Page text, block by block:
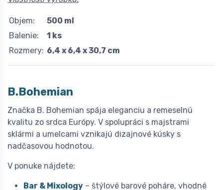
Objem:
500 ml
Balenie:
1 ks
Rozmery: 6,4 x 6,4 x 30,7 cm
B.Bohemian
Značka B. Bohemian spája eleganciu a remeselnú
kvalitu zo srdca Európy. V spolupráci s majstrami
sklármi a umelcami vznikajú dizajnové kúsky s
nadčasovou hodnotou.
V ponuke nájdete:
Bar & Mixology – štýlové barové poháre, vhodné